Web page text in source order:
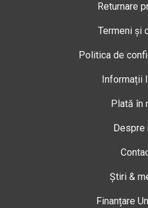
Returnare
Termeni și
Politica de
Informații
Plată în
Despre
Știri &
Finanțare